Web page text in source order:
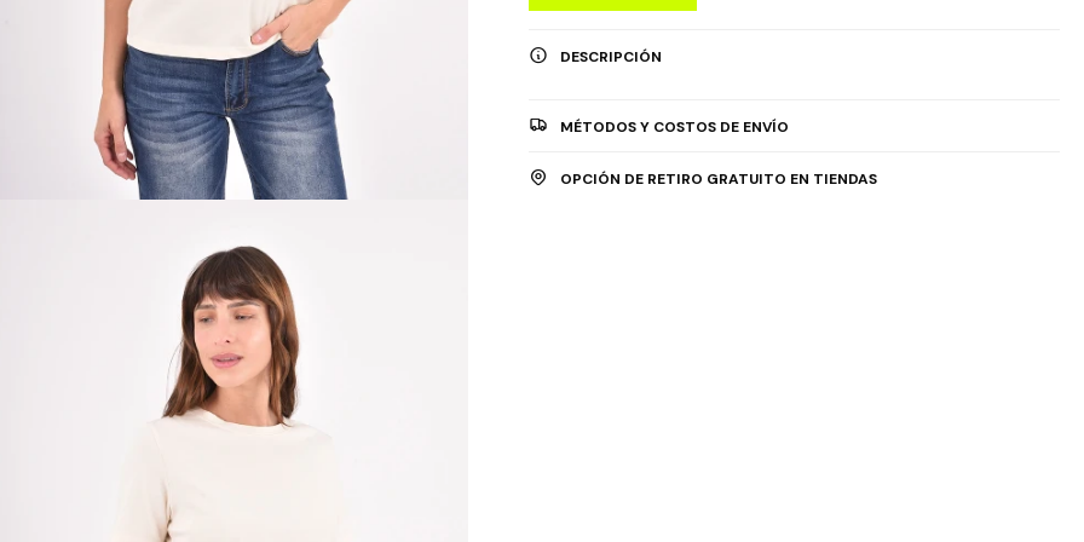
DESCRIPCIÓN
MÉTODOS Y COSTOS DE ENVÍO
OPCIÓN DE RETIRO GRATUITO EN TIENDAS